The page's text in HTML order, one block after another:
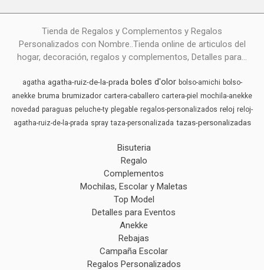
Tienda de Regalos y Complementos y Regalos
Personalizados con Nombre..Tienda online de articulos del
hogar, decoración, regalos y complementos, Detalles para...
agatha agatha-ruiz-de-la-prada boles d'olor bolso-amichi bolso-
anekke bruma brumizador cartera-caballero cartera-piel mochila-anekke
novedad paraguas peluche-ty plegable regalos-personalizados reloj reloj-
agatha-ruiz-de-la-prada spray taza-personalizada tazas-personalizadas
Bisuteria
Regalo
Complementos
Mochilas, Escolar y Maletas
Top Model
Detalles para Eventos
Anekke
Rebajas
Campaña Escolar
Regalos Personalizados